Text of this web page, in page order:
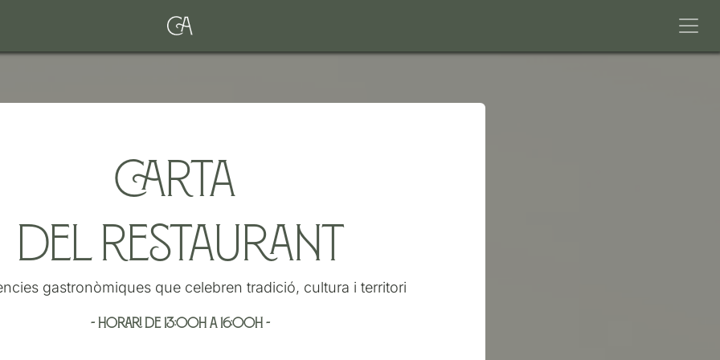
carta
del restaurant
gastronòmiques que celebren tradició, cultura i territori
- horari de 13:00h a 16:00h -